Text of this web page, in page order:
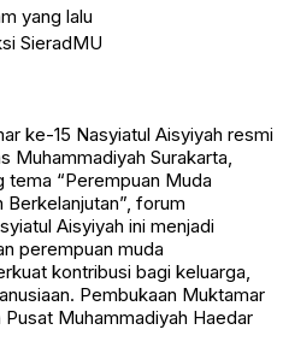
yang lalu
SieradMU
ke-15 Nasyiatul Aisyiyah resmi
Muhammadiyah Surakarta,
“Perempuan Muda
Berkelanjutan”, forum
Aisyiyah ini menjadi
perempuan muda
kontribusi bagi keluarga,
Pembukaan Muktamar
Muhammadiyah Haedar